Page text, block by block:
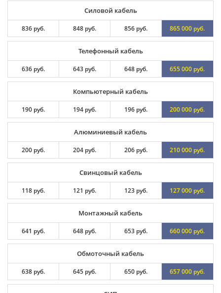
Силовой кабель
836 руб. 848 руб. 856 руб. 865 000 руб.
Телефонный кабель
636 руб. 643 руб. 648 руб. 655 000 руб.
Компьютерный кабель
190 руб. 194 руб. 196 руб. 200 000 руб.
Алюминиевый кабель
200 руб. 204 руб. 206 руб. 210 000 руб.
Свинцовый кабель
118 руб. 121 руб. 123 руб. 127 000 руб.
Монтажный кабель
641 руб. 648 руб. 653 руб. 660 000 руб.
Обмоточный кабель
638 руб. 645 руб. 650 руб. 657 000 руб.